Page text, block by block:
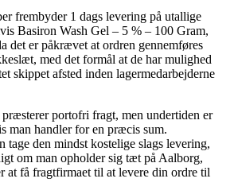
frembyder 1 dags levering på utallige
Basiron Wash Gel – 5 % – 100 Gram,
det er påkrævet at ordren gennemføres
med det formål at de har mulighed
skippet afsted inden lagermedarbejderne
portofri fragt, men undertiden er
man handler for en præcis sum.
tage den mindst kostelige slags levering,
om man opholder sig tæt på Aalborg,
at få fragtfirmaet til at levere din ordre til